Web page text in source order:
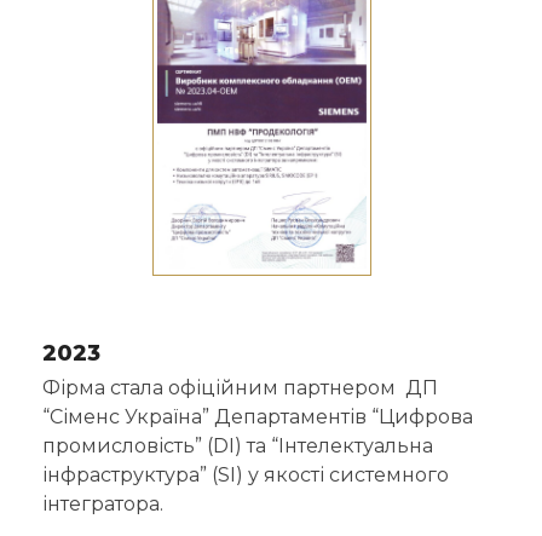
2023
Фірма стала офіційним партнером ДП
“Сіменс Україна” Департаментів “Цифрова
промисловість” (DI) та “Інтелектуальна
інфраструктура” (SI) у якості системного
інтегратора.